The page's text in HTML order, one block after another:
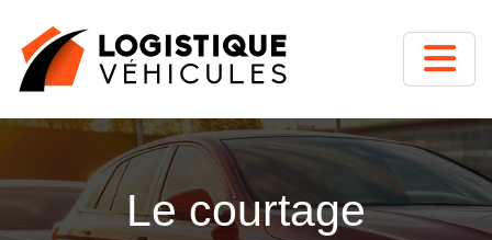
Le courtage